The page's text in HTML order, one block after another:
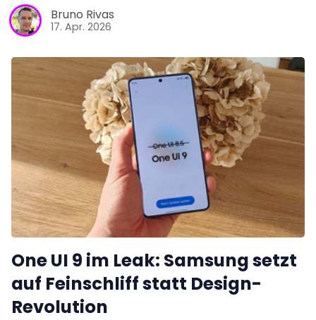
Bruno Rivas
17. Apr. 2026
One UI 9 im Leak: Samsung setzt
auf Feinschliff statt Design-
Revolution